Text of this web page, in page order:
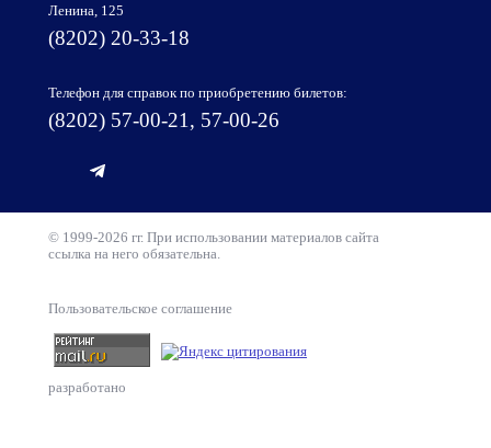
Ленина, 125
(8202) 20-33-18
Телефон для справок по приобретению билетов:
(8202) 57-00-21, 57-00-26
© 1999-2026 гг. При использовании материалов сайта
ссылка на него обязательна.
Пользовательское соглашение
разработано